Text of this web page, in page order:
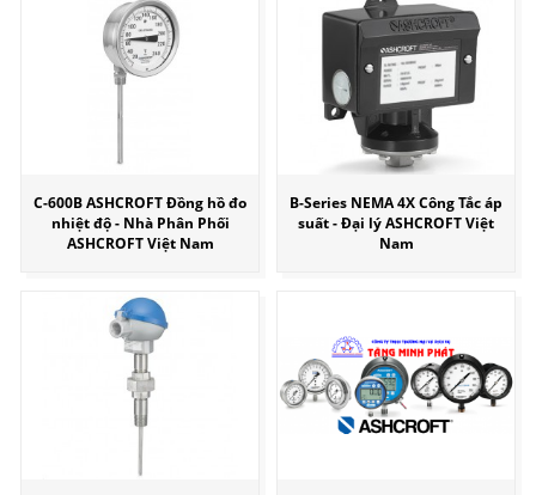
C-600B ASHCROFT Đồng hồ đo
nhiệt độ - Nhà Phân Phối
ASHCROFT Việt Nam
B-Series NEMA 4X Công Tắc áp
suất - Đại lý ASHCROFT Việt
Nam